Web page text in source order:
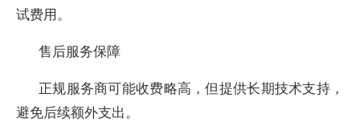
试费用。
售后服务保障
正规服务商可能收费略高，但提供长期技术支持，
避免后续额外支出。